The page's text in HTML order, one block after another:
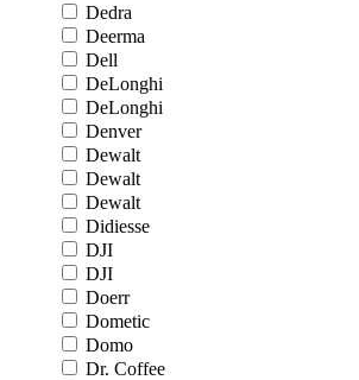
Dedra
Deerma
Dell
DeLonghi
DeLonghi
Denver
Dewalt
Dewalt
Dewalt
Didiesse
DJI
DJI
Doerr
Dometic
Domo
Dr. Coffee